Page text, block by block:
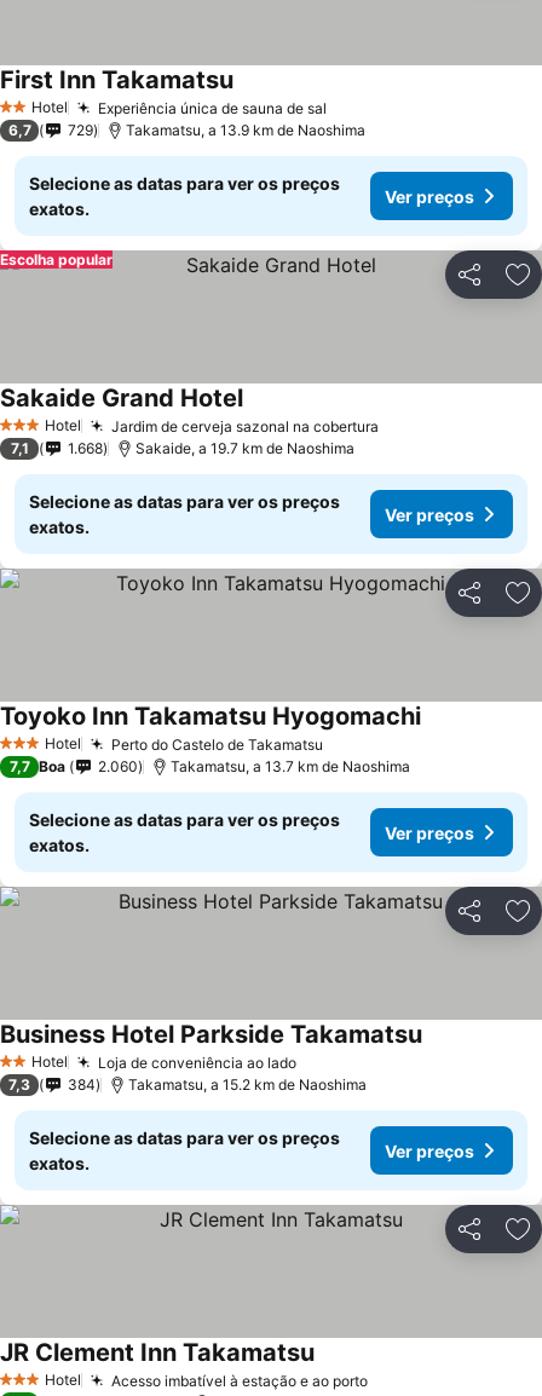
2 Estrelas
Hotel Experiência única de sauna de sal
First Inn Takamatsu
6,7 729 Takamatsu, a 13.9 km de Naoshima
Selecione as datas para ver os preços
exatos.
Ver preços
Partilhar
Escolha popular
3 EstrelasHotel Jardim de cerveja sazonal na cobertura
Sakaide Grand Hotel
7,1 1.668 Sakaide, a 19.7 km de Naoshima
Selecione as datas para ver os preços
exatos.
Ver preços
Partilhar
3 EstrelasHotel Perto do Castelo de Takamatsu
Toyoko Inn Takamatsu Hyogomachi
7,7 Boa 2.060 Takamatsu, a 13.7 km de Naoshima
Selecione as datas para ver os preços
exatos.
Ver preços
Partilhar
2 Estrelas
Hotel Loja de conveniência ao lado
Business Hotel Parkside Takamatsu
7,3 384 Takamatsu, a 15.2 km de Naoshima
Selecione as datas para ver os preços
exatos.
Ver preços
Partilhar
3 EstrelasHotel Acesso imbatível à estação e ao porto
JR Clement Inn Takamatsu